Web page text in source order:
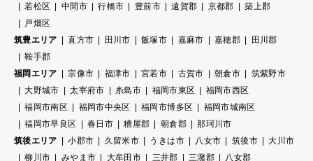
若松区
中間市 行橋市 豊前市 遠賀郡 京都郡
築上郡
戸畑区
筑豊エリア
直方市 田川市 飯塚市 嘉麻市 嘉穂郡
田川郡
鞍手郡
福岡エリア
宗像市 福津市 宮若市 古賀市 朝倉市
筑紫野市
大野城市
太宰府市 糸島市 福岡市東区
福岡市西区
福岡市南区
福岡市中央区 福岡市博多区
福岡市城南区
福岡市早良区
春日市 糟屋郡 朝倉郡
那珂川市
筑後エリア
小郡市 久留米市 うきは市 八女市 筑後市
大川市
柳川市
みやま市 大牟田市 三井郡 三潴郡 八女郡